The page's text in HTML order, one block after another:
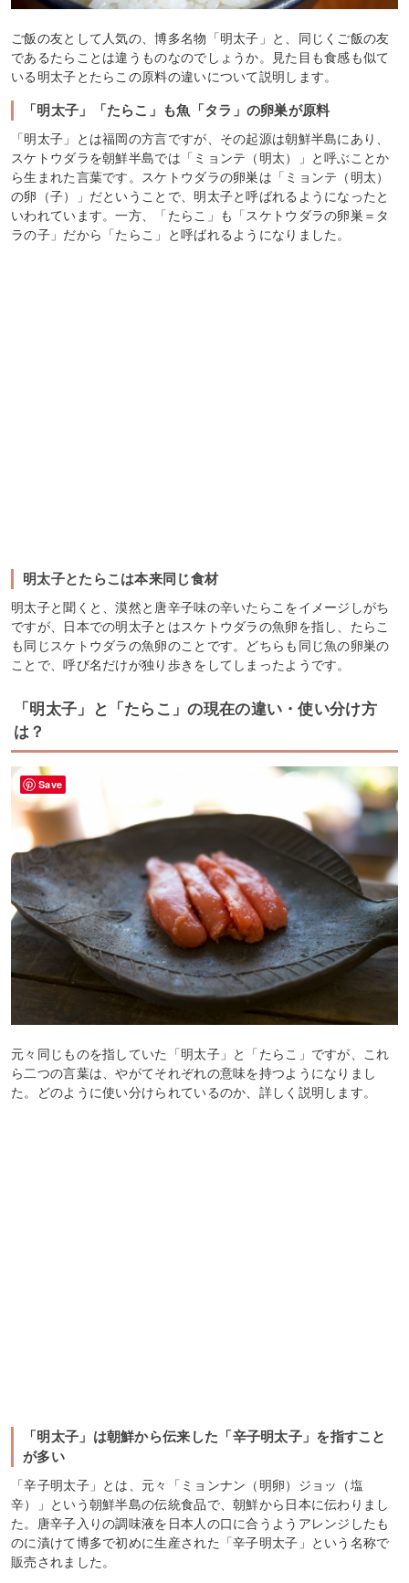
ご飯の友として人気の、博多名物「明太子」と、同じくご飯の友
であるたらことは違うものなのでしょうか。見た目も食感も似て
いる明太子とたらこの原料の違いについて説明します。
「明太子」「たらこ」も魚「タラ」の卵巣が原料
「明太子」とは福岡の方言ですが、その起源は朝鮮半島にあり、
スケトウダラを朝鮮半島では「ミョンテ（明太）」と呼ぶことか
ら生まれた言葉です。スケトウダラの卵巣は「ミョンテ（明太）
の卵（子）」だということで、明太子と呼ばれるようになったと
いわれています。一方、「たらこ」も「スケトウダラの卵巣＝タ
ラの子」だから「たらこ」と呼ばれるようになりました。
明太子とたらこは本来同じ食材
明太子と聞くと、漠然と唐辛子味の辛いたらこをイメージしがち
ですが、日本での明太子とはスケトウダラの魚卵を指し、たらこ
も同じスケトウダラの魚卵のことです。どちらも同じ魚の卵巣の
ことで、呼び名だけが独り歩きをしてしまったようです。
「明太子」と「たらこ」の現在の違い・使い分け方
は？
元々同じものを指していた「明太子」と「たらこ」ですが、これ
ら二つの言葉は、やがてそれぞれの意味を持つようになりまし
た。どのように使い分けられているのか、詳しく説明します。
「明太子」は朝鮮から伝来した「辛子明太子」を指すこと
が多い
「辛子明太子」とは、元々「ミョンナン（明卵）ジョッ（塩
辛）」という朝鮮半島の伝統食品で、朝鮮から日本に伝わりまし
た。唐辛子入りの調味液を日本人の口に合うようアレンジしたも
のに漬けて博多で初めに生産された「辛子明太子」という名称で
販売されました。
Save